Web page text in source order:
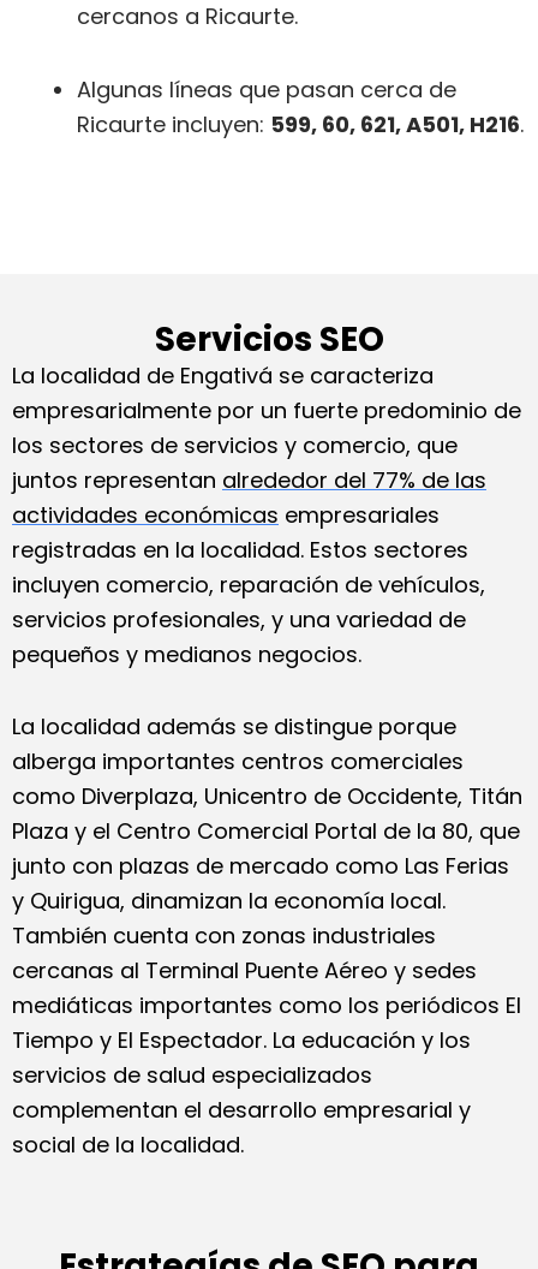
cercanos a Ricaurte.
Algunas líneas que pasan cerca de
Ricaurte incluyen: 599, 60, 621, A501, H216.
Servicios SEO
La localidad de Engativá se caracteriza
empresarialmente por un fuerte predominio de
los sectores de servicios y comercio, que
juntos representan alrededor del 77% de las
actividades económicas empresariales
registradas en la localidad. Estos sectores
incluyen comercio, reparación de vehículos,
servicios profesionales, y una variedad de
pequeños y medianos negocios.
La localidad además se distingue porque
alberga importantes centros comerciales
como Diverplaza, Unicentro de Occidente, Titán
Plaza y el Centro Comercial Portal de la 80, que
junto con plazas de mercado como Las Ferias
y Quirigua, dinamizan la economía local.
También cuenta con zonas industriales
cercanas al Terminal Puente Aéreo y sedes
mediáticas importantes como los periódicos El
Tiempo y El Espectador. La educación y los
servicios de salud especializados
complementan el desarrollo empresarial y
social de la localidad.